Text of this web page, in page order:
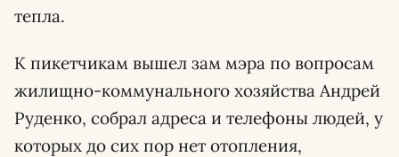
тепла.
К пикетчикам вышел зам мэра по вопросам
жилищно-коммунального хозяйства Андрей
Руденко, собрал адреса и телефоны людей, у
которых до сих пор нет отопления,